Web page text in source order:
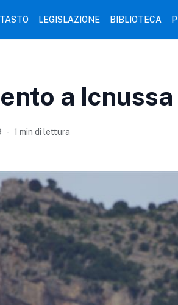
LEGISLAZIONE BIBLIOTECA
a
1 min di lettura